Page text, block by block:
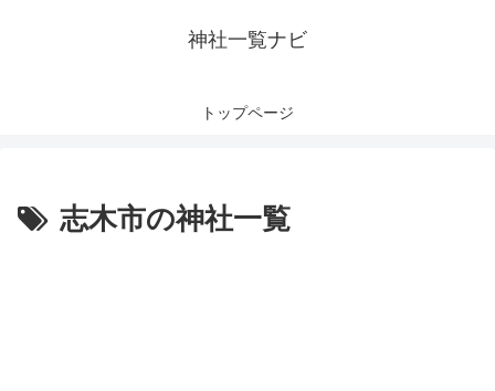
神社一覧ナビ
トップページ
志木市の神社一覧